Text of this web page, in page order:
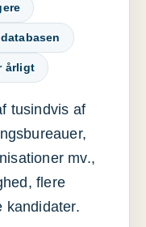
årligt
tusindvis af
mv.,
flere
kandidater.